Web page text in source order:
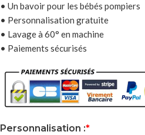
• Un bavoir pour les bébés pompiers
• Personnalisation gratuite
• Lavage à 60° en machine
• Paiements sécurisés
*
Personnalisation :